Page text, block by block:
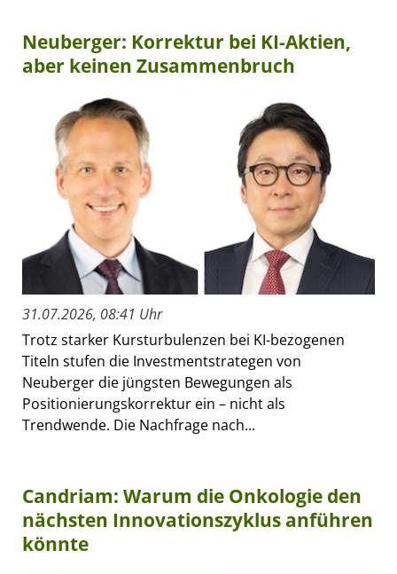
Neuberger: Korrektur bei KI-Aktien,
aber keinen Zusammenbruch
31.07.2026, 08:41 Uhr
Trotz starker Kursturbulenzen bei KI-bezogenen
Titeln stufen die Investmentstrategen von
Neuberger die jüngsten Bewegungen als
Positionierungskorrektur ein – nicht als
Trendwende. Die Nachfrage nach...
Candriam: Warum die Onkologie den
nächsten Innovationszyklus anführen
könnte